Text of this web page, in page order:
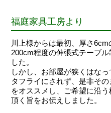
福庭家具工房より
川上様からは最初、厚さ
200cm程度の伸張式テーブ
した。
しかし、お部屋が狭くはな
タフライにされず、是非そ
をオススメし、ご希望に沿
頂く旨をお伝えしました。